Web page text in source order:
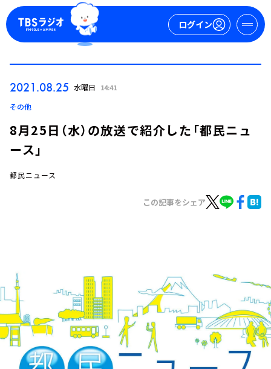
ログイン
イベント・グッズ
YouTube
会社情報
2021.08.25 水曜日 14:41
その他
8月25日（水）の放送で紹介した「都民ニュ
ース」
都民ニュース
この記事をシェア